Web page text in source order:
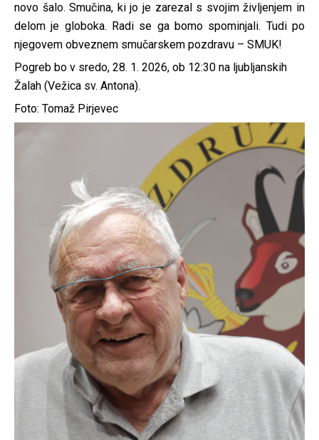
novo šalo. Smučina, ki jo je zarezal s svojim življenjem in
delom je globoka. Radi se ga bomo spominjali. Tudi po
njegovem obveznem smučarskem pozdravu – SMUK!
Pogreb bo v sredo, 28. 1. 2026, ob 12:30 na ljubljanskih
Žalah (Vežica sv. Antona).
Foto: Tomaž Pirjevec